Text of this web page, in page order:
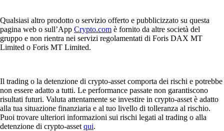
Qualsiasi altro prodotto o servizio offerto e pubblicizzato su questa
pagina web o sull’App Crypto.com è fornito da altre società del
gruppo e non rientra nei servizi regolamentati di Foris DAX MT
Limited o Foris MT Limited.
Il trading o la detenzione di crypto-asset comporta dei rischi e potrebbe
non essere adatto a tutti. Le performance passate non garantiscono
risultati futuri. Valuta attentamente se investire in crypto-asset è adatto
alla tua situazione finanziaria e al tuo livello di tolleranza al rischio.
Puoi trovare ulteriori informazioni sui rischi legati al trading o alla
detenzione di crypto-asset qui.